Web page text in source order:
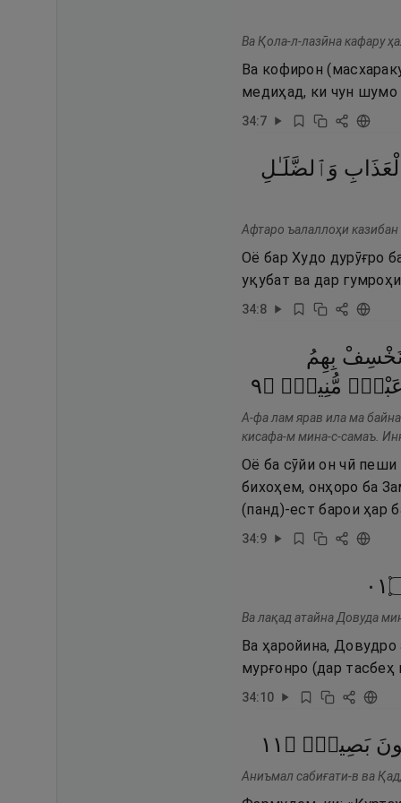
Ва Қола-л-лазӣна кафару
Ва кофирон
медиҳад, ки чун шумо
34:7
وَٱلضَّلَـٰلِ
Афтаро ъалаллоҳи
Оё бар Худо дурӯғро
уқубат ва дар
34:8
بِهِمُ
عَبْدٍۢ مُّنِيبٍۢ ۝٩
А-фа лам ярав ила ма
кисафа-м мина-с-самаъ.
Оё ба сӯйи он чӣ
бихоҳем, онҳоро ба
(панд)-ест барои ҳар
34:9
١٠
Ва лақад атайна Довуда
Ва ҳаройина, Довудро
мурғонро (дар
34:10
بَصِيرٌۭ ۝ ١١
Аниъмал сабиғати-в ва